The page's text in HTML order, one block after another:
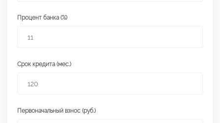
Процент банка (%)
Срок кредита (мес.)
Первоначальный взнос (руб.)